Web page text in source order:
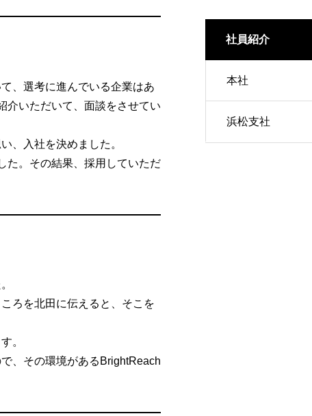
、選考に進んでいる企業はあ
介いただいて、面談をさせてい
、入社を決めました。
た。その結果、採用していただ
ろを北田に伝えると、そこを
。
、その環境があるBrightReach
社員紹介
本社
浜松支社